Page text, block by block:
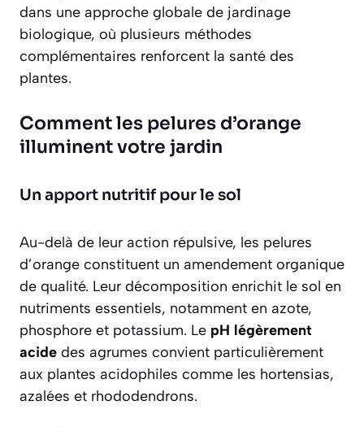
dans une approche globale de jardinage
biologique, où plusieurs méthodes
complémentaires renforcent la santé des
plantes.
Comment les pelures d’orange
illuminent votre jardin
Un apport nutritif pour le sol
Au-delà de leur action répulsive, les pelures
d’orange constituent un amendement organique
de qualité. Leur décomposition enrichit le sol en
nutriments essentiels, notamment en azote,
phosphore et potassium. Le pH légèrement
acide des agrumes convient particulièrement
aux plantes acidophiles comme les hortensias,
azalées et rhododendrons.